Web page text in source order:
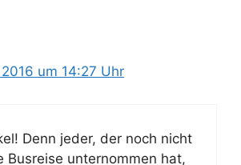
um 14:27 Uhr
Denn jeder, der noch nicht
Busreise unternommen hat,